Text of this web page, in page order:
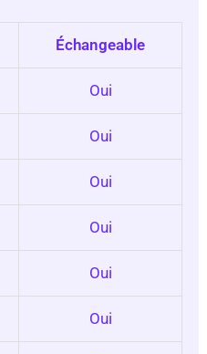
Échangeable
Oui
Oui
Oui
Oui
Oui
Oui